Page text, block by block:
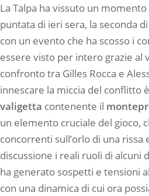
La Talpa ha vissuto un momento
puntata di ieri sera, la seconda
con un evento che ha scosso i
essere visto per intero grazie al
confronto tra Gilles Rocca e
innescare la miccia del conflitto
valigetta contenente il
un elemento cruciale del gioco,
concorrenti sull’orlo di una rissa
discussione i reali ruoli di alcuni
ha generato sospetti e tensioni
con una dinamica di cui ora